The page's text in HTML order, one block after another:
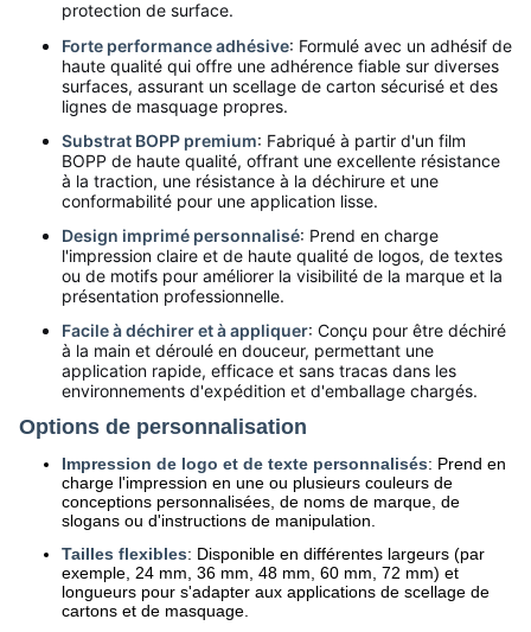
protection de surface.
Forte performance adhésive: Formulé avec un adhésif de
haute qualité qui offre une adhérence fiable sur diverses
surfaces, assurant un scellage de carton sécurisé et des
lignes de masquage propres.
Substrat BOPP premium: Fabriqué à partir d'un film
BOPP de haute qualité, offrant une excellente résistance
à la traction, une résistance à la déchirure et une
conformabilité pour une application lisse.
Design imprimé personnalisé: Prend en charge
l'impression claire et de haute qualité de logos, de textes
ou de motifs pour améliorer la visibilité de la marque et la
présentation professionnelle.
Facile à déchirer et à appliquer: Conçu pour être déchiré
à la main et déroulé en douceur, permettant une
application rapide, efficace et sans tracas dans les
environnements d'expédition et d'emballage chargés.
Options de personnalisation
Impression de logo et de texte personnalisés: Prend en
charge l'impression en une ou plusieurs couleurs de
conceptions personnalisées, de noms de marque, de
slogans ou d'instructions de manipulation.
Tailles flexibles: Disponible en différentes largeurs (par
exemple, 24 mm, 36 mm, 48 mm, 60 mm, 72 mm) et
longueurs pour s'adapter aux applications de scellage de
cartons et de masquage.